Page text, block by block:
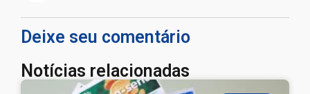
Deixe seu comentário
Notícias relacionadas